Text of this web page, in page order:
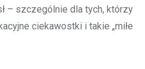
– szczególnie dla tych, którzy
ciekawostki i takie „miłe